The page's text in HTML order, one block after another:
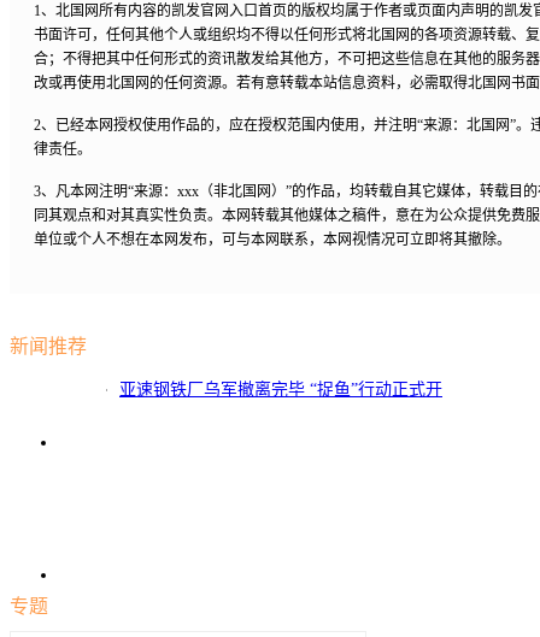
1、北国网所有内容的凯发官网入口首页的版权均属于作者或页面内声明的凯
书面许可，任何其他个人或组织均不得以任何形式将北国网的各项资源转载、
合；不得把其中任何形式的资讯散发给其他方，不可把这些信息在其他的服务
改或再使用北国网的任何资源。若有意转载本站信息资料，必需取得北国网书
2、已经本网授权使用作品的，应在授权范围内使用，并注明“来源：北国网”
律责任。
3、凡本网注明“来源：xxx（非北国网）”的作品，均转载自其它媒体，转载目
同其观点和对其真实性负责。本网转载其他媒体之稿件，意在为公众提供免费
单位或个人不想在本网发布，可与本网联系，本网视情况可立即将其撤除。
新闻推荐
亚速钢铁厂乌军撤离完毕 “捉鱼”行动正式开
专题